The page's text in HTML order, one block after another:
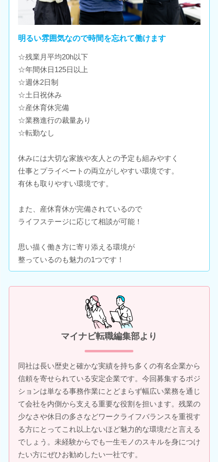
明るい雰囲気なので時間を忘れて働けます
☆残業月平均20h以下
☆年間休日125日以上
☆週休2日制
☆土日祝休み
☆産休育休完備
☆業務進行の裁量あり
☆転勤なし
休みには大切な家族や友人との予定も組みやすく
仕事とプライベートの両立がしやすい環境です。
有休も取りやすい環境です。
また、産休育休が完備されているので
ライフステージに応じて相談が可能！
思い描く働き方に寄り添える環境が
整っているのも魅力の1つです！
マイナビ転職編集部より
同社は長い歴史と確かな実績を持ち多くの有名企業から
信頼を寄せられている安定企業です。今回募集するポジ
ションは単なる事務作業にとどまらず幅広い業務を通じ
て会社を内側から支える重要な役割を担います。残業の
少なさや休日の多さなどワークライフバランスを重視す
る方にとってこれ以上ないほど魅力的な環境だと言える
でしょう。未経験からでも一生モノのスキルを身につけ
たい方にぜひお勧めしたい一社です。